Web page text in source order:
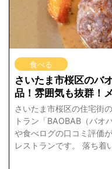
食べる
さいたま市桜区のバ
品！雰囲気も抜群！
さいたま市桜区の住宅街
トラン「BAOBAB（バオ
や食べログの口コミ評価
レストランです。 落ち